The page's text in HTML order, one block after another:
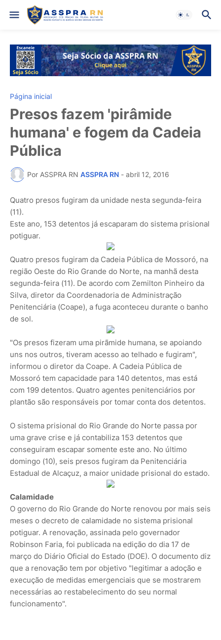
Página inicial
Presos fazem 'pirâmide
humana' e fogem da Cadeia
Pública
Por ASSPRA RN ASSPRA RN - abril 12, 2016
Quatro presos fugiram da unidade nesta segunda-feira
(11).
Este ano, 153 detentos já escaparam do sistema prisional
potiguar.
Quatro presos fugiram da Cadeia Pública de Mossoró, na
região Oeste do Rio Grande do Norte, na manhã desta
segunda-feira (11). De acordo com Zemilton Pinheiro da
Silva, diretor da Coordenadoria de Administração
Penitenciária (Coape), a fuga aconteceu durante o banho
de sol.
"Os presos fizeram uma pirãmide humana, se apoiando
uns nos outros, tiveram acesso ao telhado e fugiram",
informou o diretor da Coape. A Cadeia Pública de
Mossoró tem capacidade para 140 detentos, mas está
com 199 detentos. Quatro agentes penitenciários por
plantão são responsáveis por tomar conta dos detentos.
O sistema prisional do Rio Grande do Norte passa por
uma grave crise e já contabiliza 153 detentos que
conseguiram escapar somente este ano. No último
domingo (10), seis presos fugiram da Penitenciária
Estadual de Alcaçuz, a maior unidade prisional do estado.
Calamidade
O governo do Rio Grande do Norte renovou por mais seis
meses o decreto de calamidade no sistema prisional
potiguar. A renovação, assinada pelo governador
Robinson Faria, foi publicada na edição do dia 17 de
março do Diário Oficial do Estado (DOE). O documento diz
que a renovação tem por objetivo "legitimar a adoção e
execução de medidas emergenciais que se mostrarem
necessárias ao restabelecimento do seu normal
funcionamento".